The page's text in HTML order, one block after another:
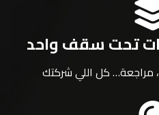
تحت سقف واحد
مراجعة… كل اللي شركتك